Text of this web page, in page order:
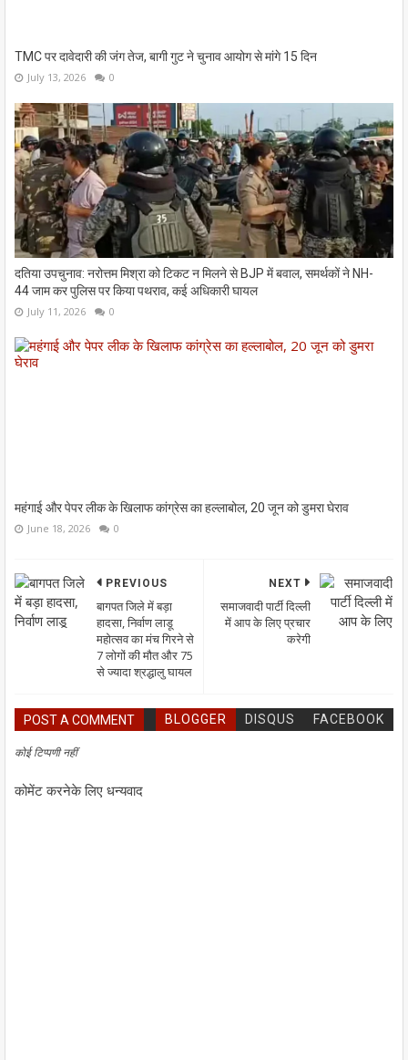
TMC पर दावेदारी की जंग तेज, बागी गुट ने चुनाव आयोग से मांगे 15 दिन
July 13, 2026 0
दतिया उपचुनाव: नरोत्तम मिश्रा को टिकट न मिलने से BJP में बवाल, समर्थकों ने NH-
44 जाम कर पुलिस पर किया पथराव, कई अधिकारी घायल
July 11, 2026 0
महंगाई और पेपर लीक के खिलाफ कांग्रेस का हल्लाबोल, 20 जून को डुमरा घेराव
June 18, 2026 0
NEXT
समाजवादी पार्टी दिल्ली
में आप के लिए प्रचार
करेगी
PREVIOUS
बागपत जिले में बड़ा
हादसा, निर्वाण लाडू
महोत्सव का मंच गिरने से
7 लोगों की मौत और 75
से ज्यादा श्रद्धालु घायल
POST A COMMENT BLOGGER DISQUS FACEBOOK
कोई टिप्पणी नहीं
कोमेंट करनेके लिए धन्यवाद